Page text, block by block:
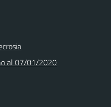
al 07/01/2020